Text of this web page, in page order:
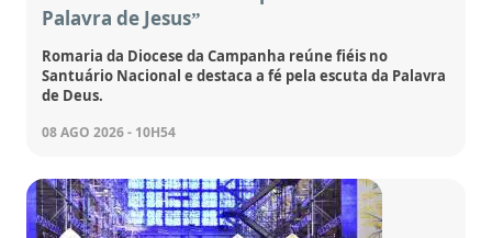
Palavra de Jesus”
Romaria da Diocese da Campanha reúne fiéis no
Santuário Nacional e destaca a fé pela escuta da Palavra
de Deus.
08 AGO 2026 - 10H54